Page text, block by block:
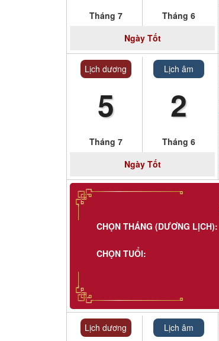
Tháng 7
Tháng 6
NgàyTốt
Lịch dương
5
Tháng 7
Lịch âm
2
Tháng 6
NgàyTốt
CHỌN THÁNG (DƯƠNG LỊCH):
CHỌN TUỔI:
Lịch dương Lịch âm